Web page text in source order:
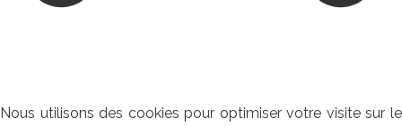
Nous utilisons des cookies pour optimiser votre visite sur le